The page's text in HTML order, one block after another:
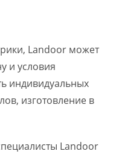
Landoor может
и условия
индивидуальных
изготовление в
Landoor